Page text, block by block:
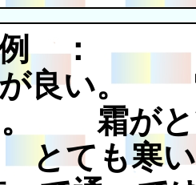
：
が良い。
。 霜がと
とても寒